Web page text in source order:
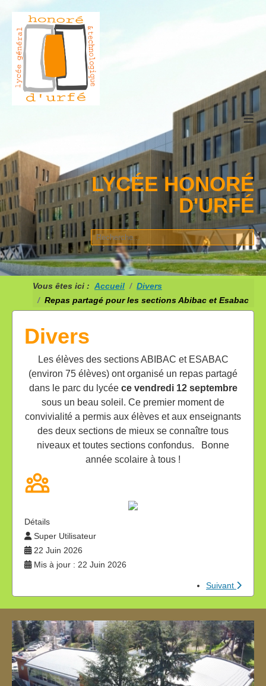
≡
LYCÉE HONORÉ
D'URFÉ
Vous êtes ici : Accueil
Divers
Repas partagé pour les sections Abibac et Esabac
Divers
Les élèves des sections ABIBAC et ESABAC
(environ 75 élèves) ont organisé un repas partagé
dans le parc du lycée ce vendredi 12 septembre
sous un beau soleil. Ce premier moment de
convivialité a permis aux élèves et aux enseignants
des deux sections de mieux se connaître tous
niveaux et toutes sections confondus. Bonne
année scolaire à tous !
Détails
Super Utilisateur
22 Juin 2026
Mis à jour : 22 Juin 2026
Suivant